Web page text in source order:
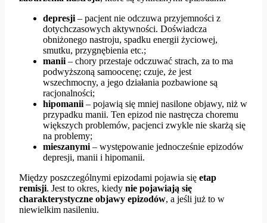
depresji – pacjent nie odczuwa przyjemności z
dotychczasowych aktywności. Doświadcza
obniżonego nastroju, spadku energii życiowej,
smutku, przygnębienia etc.;
manii – chory przestaje odczuwać strach, za to ma
podwyższoną samoocenę; czuje, że jest
wszechmocny, a jego działania pozbawione są
racjonalności;
hipomanii – pojawią się mniej nasilone objawy, niż w
przypadku manii. Ten epizod nie nastręcza choremu
większych problemów, pacjenci zwykle nie skarżą się
na problemy;
mieszanymi – występowanie jednocześnie epizodów
depresji, manii i hipomanii.
Między poszczególnymi epizodami pojawia się etap
remisji. Jest to okres, kiedy nie pojawiają się
charakterystyczne objawy epizodów, a jeśli już to w
niewielkim nasileniu.